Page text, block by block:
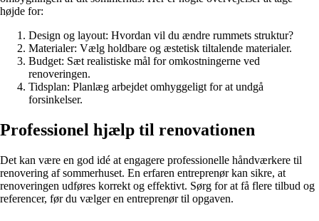
højde for:
Design og layout: Hvordan vil du ændre rummets struktur?
Materialer: Vælg holdbare og æstetisk tiltalende materialer.
Budget: Sæt realistiske mål for omkostningerne ved
renoveringen.
Tidsplan: Planlæg arbejdet omhyggeligt for at undgå
forsinkelser.
Professionel hjælp til renovationen
Det kan være en god idé at engagere professionelle håndværkere til
renovering af sommerhuset. En erfaren entreprenør kan sikre, at
renoveringen udføres korrekt og effektivt. Sørg for at få flere tilbud og
referencer, før du vælger en entreprenør til opgaven.